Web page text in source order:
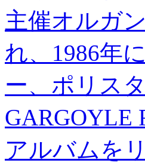
主催オルガ
れ、1986年
ー、ポリス
GARGOYLE
アルバムを